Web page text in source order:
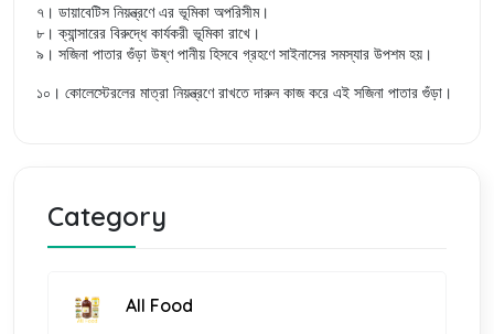
৭। ডায়াবেটিস নিয়ন্ত্রণে এর ভূমিকা অপরিসীম।
৮। ক্যান্সারের বিরুদ্ধে কার্যকরী ভূমিকা রাখে।
৯। সজিনা পাতার গুঁড়া উষ্ণ পানীয় হিসবে গ্রহণে সাইনাসের সমস্যার উপশম হয়।
১০। কোলেস্টেরলের মাত্রা নিয়ন্ত্রণে রাখতে দারুন কাজ করে এই সজিনা পাতার গুঁড়া।
Category
All Food